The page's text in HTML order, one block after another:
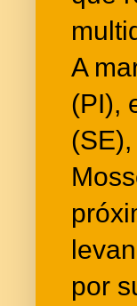
A
(PI),
por